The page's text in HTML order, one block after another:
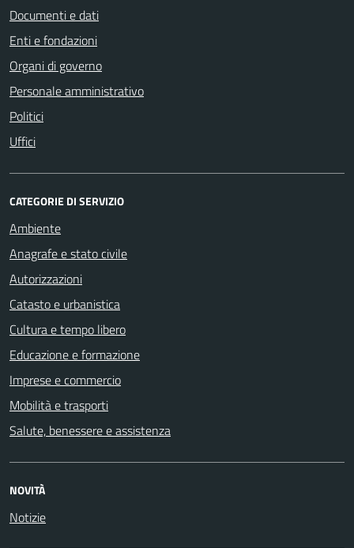
Documenti e dati
Enti e fondazioni
Organi di governo
Personale amministrativo
Politici
Uffici
CATEGORIE DI SERVIZIO
Ambiente
Anagrafe e stato civile
Autorizzazioni
Catasto e urbanistica
Cultura e tempo libero
Educazione e formazione
Imprese e commercio
Mobilità e trasporti
Salute, benessere e assistenza
NOVITÀ
Notizie